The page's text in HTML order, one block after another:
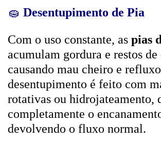
🧽 Desentupimento de Pia
Com o uso constante, as pias
acumulam gordura e restos de
causando mau cheiro e
desentupimento é feito com
rotativas ou hidrojateamento,
completamente o
devolvendo o fluxo normal.